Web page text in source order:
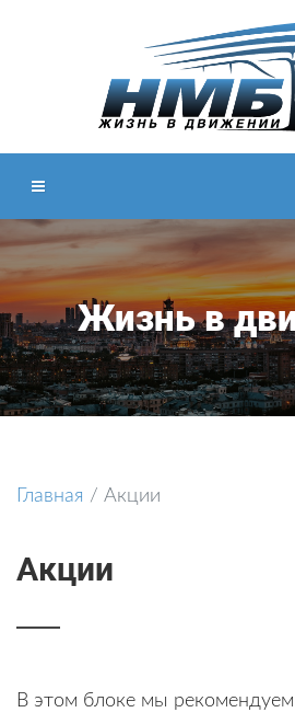
Жизнь в
Главная / Акции
Акции
В этом блоке мы рекомендуем